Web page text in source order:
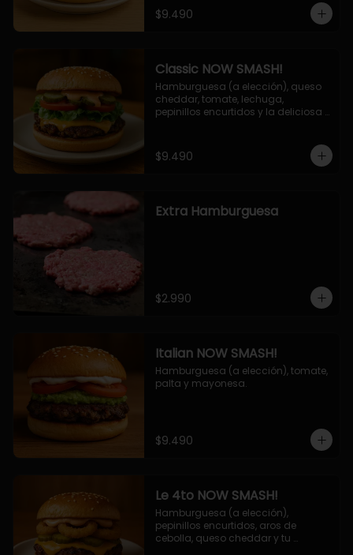
$9.490
Classic NOW SMASH!
Hamburguesa (a elección), queso
cheddar, tomate, lechuga,
pepinillos encurtidos y la deliciosa
$9.490
Extra Hamburguesa
$2.990
Italian NOW SMASH!
Hamburguesa (a elección), tomate,
palta y mayonesa.
$9.490
Le 4to NOW SMASH!
Hamburguesa (a elección),
pepinillos encurtidos, aros de
cebolla, queso cheddar y tu